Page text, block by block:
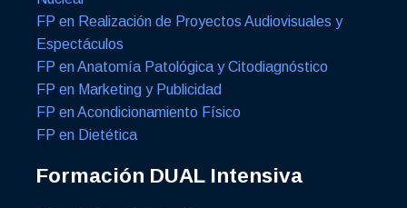
FP en Realización de Proyectos Audiovisuales y
Espectáculos
FP en Anatomía Patológica y Citodiagnóstico
FP en Marketing y Publicidad
FP en Acondicionamiento Físico
FP en Dietética
Formación DUAL Intensiva